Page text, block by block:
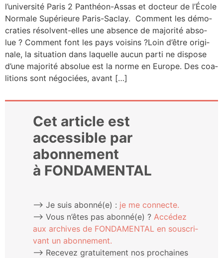
l’u­ni­ver­si­té Paris 2 Pan­­théon-Assas et doc­teur de l’É­cole
Nor­male Supé­rieure Paris-Saclay. Com­ment les démo­
cra­ties résolvent-elles une absence de majo­ri­té abso­
lue ? Com­ment font les pays voi­sins ?Loin d’être ori­gi­
nale, la situa­tion dans laquelle aucun par­ti ne dis­pose
d’une majo­ri­té abso­lue est la norme en Europe. Des coa­
li­tions sont négo­ciées, avant […]
Cet article est
accessible par
abonnement
à FONDAMENTAL
⟶ Je suis abonné(e) : je me connecte.
⟶ Vous n’êtes pas abonné(e) ? Accé­dez
aux archives de FONDAMENTAL en sous­cri­
vant un abonnement.
⟶ Rece­vez gra­tui­te­ment nos pro­chaines